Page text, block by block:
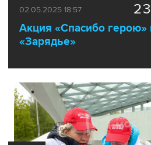
02.05.2025 18:57
Акция «Спасибо герою»
«Зарядье»
23